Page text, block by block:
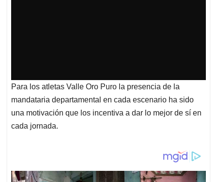
Para los atletas Valle Oro Puro la presencia de la
mandataria departamental en cada escenario ha sido
una motivación que los incentiva a dar lo mejor de sí en
cada jornada.